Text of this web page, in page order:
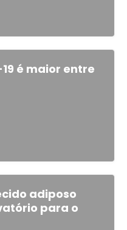
é maior entre
adiposo
para o